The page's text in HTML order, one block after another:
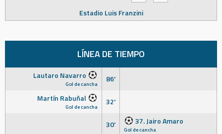
Estadio Luis Franzini
LÍNEA DE TIEMPO
Lautaro Navarro
Gol de cancha
86'
Martín Rabuñal
Gol de cancha 32'
30' 37. Jairo Amaro
Gol de cancha